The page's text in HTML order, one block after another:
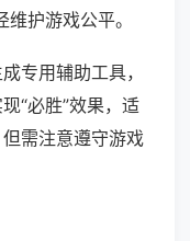
护游戏公平。
专用辅助工具，
“必胜”效果，适
需注意遵守游戏